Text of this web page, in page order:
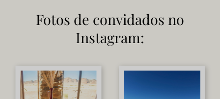
Fotos de convidados no
Instagram: